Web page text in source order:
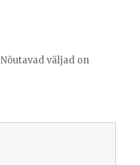
Nõutavad väljad on